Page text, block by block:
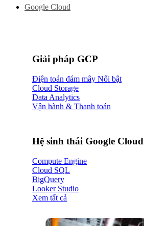
Google Cloud
Giải pháp GCP
Điện toán đám mây
Cloud Storage
Data Analytics
Vận hành & Thanh toán
Hệ sinh thái Google Cloud
Compute Engine
Cloud SQL
BigQuery
Looker Studio
Xem tất cả